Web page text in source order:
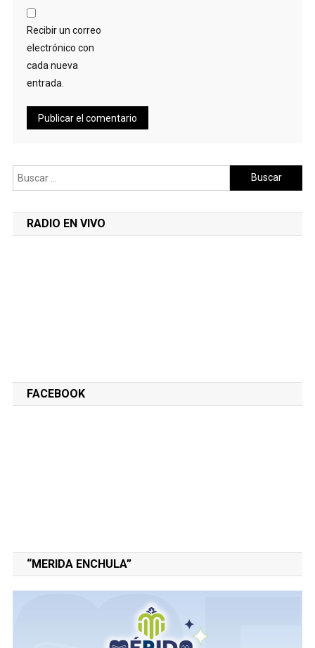
Recibir un correo
electrónico con
cada nueva
entrada.
Buscar:
RADIO EN VIVO
FACEBOOK
“MERIDA ENCHULA”